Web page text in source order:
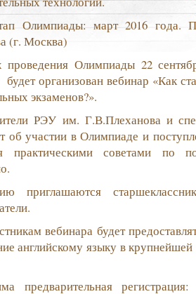
Олимпиады: март 2016 года.
(г. Москва)
Олимпиады 22
организован вебинар «Как
экзаменов?».
РЭУ им. Г.В.Плеханова и
об участии в Олимпиаде и
практическими советами по
приглашаются
вебинара будет
английскому языку в
предварительная